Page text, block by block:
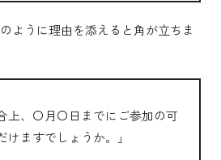
ように理由を添えると角が立ちま
上、〇月〇日までにご参加の可
ますでしょうか。」